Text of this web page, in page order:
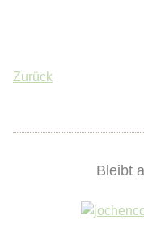
Zurück
Bleibt